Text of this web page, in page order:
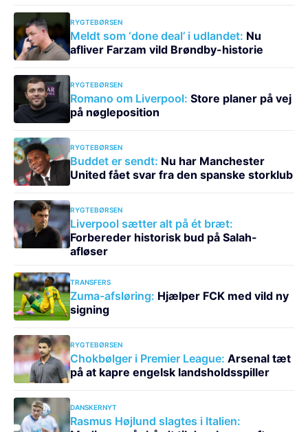
RYGTEBØRSEN
Meldt som ‘done deal’ i udlandet: Nu
afliver Farzam vild Brøndby-historie
RYGTEBØRSEN
Romano om Liverpool: Store planer på vej
på nøgleposition
RYGTEBØRSEN
Buddet er sendt: Nu har Manchester
United fået svar fra den spanske storklub
RYGTEBØRSEN
Liverpool sætter alt på ét bræt:
Forbereder historisk bud på Salah-
afløser
TRANSFERS
Zuma-afsløring: Hjælper FCK med vild ny
signing
RYGTEBØRSEN
Chokbølger i Premier League: Arsenal tæt
på at kapre engelsk landsholdsspiller
DANSKERNYT
Rasmus Højlund slagtes i Italien: